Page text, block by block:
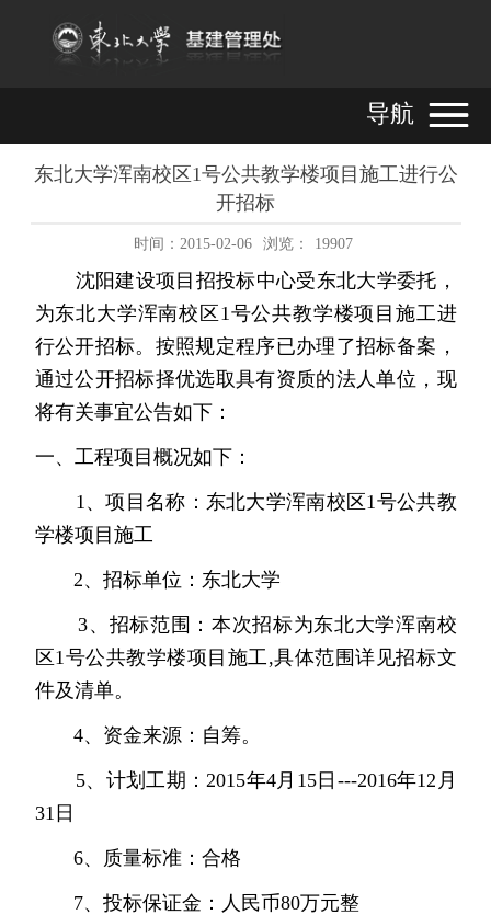
导航
东北大学浑南校区1号公共教学楼项目施工进行公
开招标
时间：2015-02-06 浏览： 19907
沈阳建设项目招投标中心受东北大学委托，
为东北大学浑南校区1 号公共教学楼项目施工进
行公开招标。按照规定程序已办理了招标备案，
通过公开招标择优选取具有资质的法人单位，现
将有关事宜公告如下：
一、工程项目概况如下：
1 、项目名称：东北大学浑南校区1 号公共教
学楼项目施工
2、招标单位：东北大学
3、招标范围：本次招标为东北大学浑南校
区1 号公共教学楼项目施工 ,具体范围详见招标文
件及清单。
4、 资金来源：自筹。
5、 计划工期： 2015年4 月 15日 ---2016年12 月
31 日
6、质量标准：合格
7、投标保证金：人民币80万元整